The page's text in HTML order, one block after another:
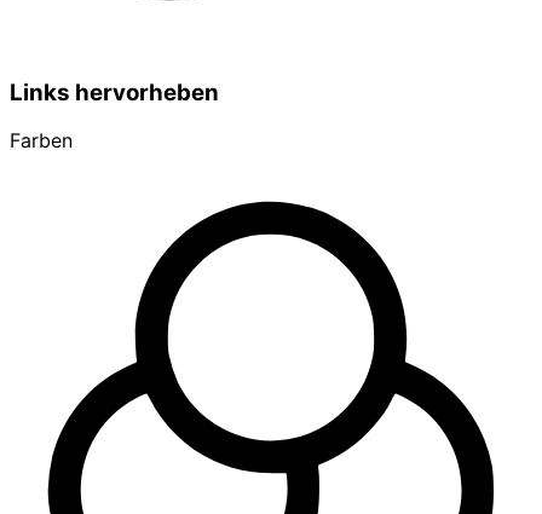
Links hervorheben
Farben